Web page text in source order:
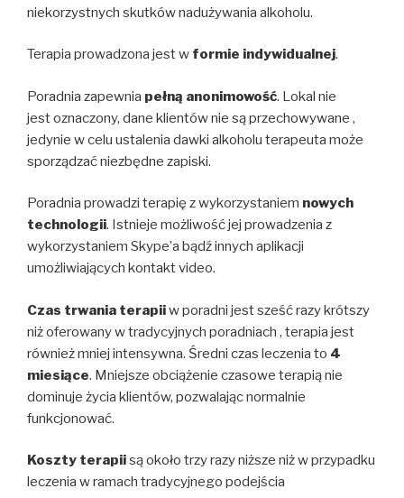
niekorzystnych skutków nadużywania alkoholu.
Terapia prowadzona jest w formie indywidualnej.
Poradnia zapewnia pełną anonimowość. Lokal nie
jest oznaczony, dane klientów nie są przechowywane ,
jedynie w celu ustalenia dawki alkoholu terapeuta może
sporządzać niezbędne zapiski.
Poradnia prowadzi terapię z wykorzystaniem nowych
technologii. Istnieje możliwość jej prowadzenia z
wykorzystaniem Skype’a bądź innych aplikacji
umożliwiających kontakt video.
Czas trwania terapiiw poradni jest sześć razy krótszy
niż oferowany w tradycyjnych poradniach , terapia jest
również mniej intensywna. Średni czas leczenia to 4
miesiące. Mniejsze obciążenie czasowe terapią nie
dominuje życia klientów, pozwalając normalnie
funkcjonować.
Koszty terapiisą około trzy razy niższe niż w przypadku
leczenia w ramach tradycyjnego podejścia